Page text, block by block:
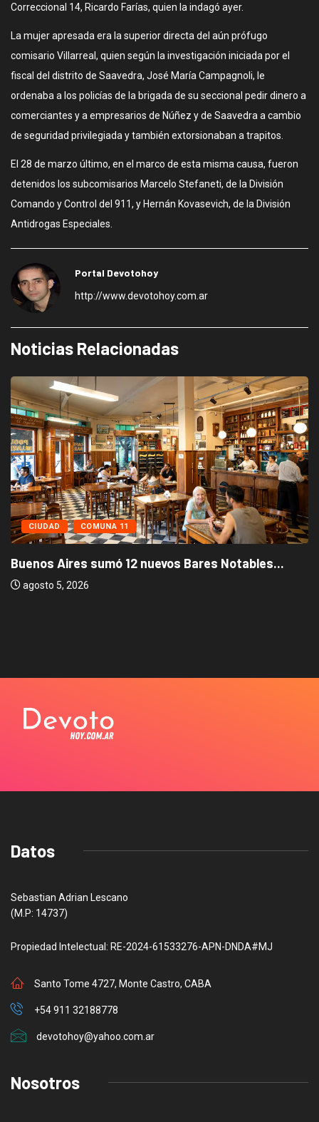
Correccional 14, Ricardo Farías, quien la indagó ayer.
La mujer apresada era la superior directa del aún prófugo
comisario Villarreal, quien según la investigación iniciada por el
fiscal del distrito de Saavedra, José María Campagnoli, le
ordenaba a los policías de la brigada de su seccional pedir dinero a
comerciantes y a empresarios de Núñez y de Saavedra a cambio
de seguridad privilegiada y también extorsionaban a trapitos.
El 28 de marzo último, en el marco de esta misma causa, fueron
detenidos los subcomisarios Marcelo Stefaneti, de la División
Comando y Control del 911, y Hernán Kovasevich, de la División
Antidrogas Especiales.
Portal Devotohoy
http://www.devotohoy.com.ar
Noticias Relacionadas
CIUDAD COMUNA 11
Buenos Aires sumó 12 nuevos Bares Notables...
agosto 5, 2026
Datos
Sebastian Adrian Lescano
(M.P: 14737)
Propiedad Intelectual: RE-2024-61533276-APN-DNDA#MJ
Santo Tome 4727, Monte Castro, CABA
+54 911 32188778
devotohoy@yahoo.com.ar
Nosotros